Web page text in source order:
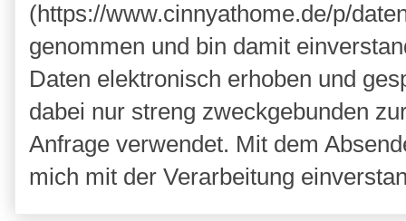
(https://www.cinnyathome.de/p/
genommen und bin damit
Daten elektronisch erhoben und
dabei nur streng zweckgebunden
Anfrage verwendet. Mit dem
mich mit der Verarbeitung